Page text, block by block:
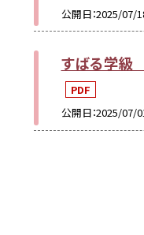
公開日 2025/07/
すばる学
PDF
公開日 2025/07/